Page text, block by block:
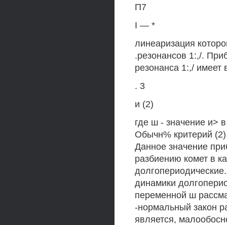
П7
I — *
линеаризация
.резонансов 1:,/.
резонанса 1:,/ имеет
. 3
и (2)
где ш - значение и>
Обычн% критерий
Данное значение
разбиению комет в
динамики
переменной ш
-нормальный закон
является,